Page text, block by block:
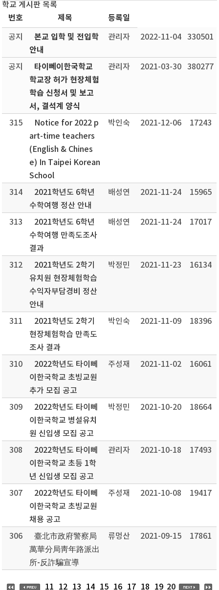
학교 게시판 목록
번호 제목 등록일
공지
본교 입학 및 전입학
안내
관리자 2022-11-04 330501
공지
타이뻬이한국학교
학교장 허가 현장체험
학습 신청서 및 보고
서, 결석계 양식
관리자 2021-03-30 380277
315
Notice for 2022 p
art-time teachers
(English & Chines
e) In Taipei Korean
School
박인숙 2021-12-06 17243
314
2021학년도 6학년
수학여행 정산 안내
배성연 2021-11-24 15965
313
2021학년도 6학년
수학여행 만족도조사
결과
배성연 2021-11-24 17017
312
2021학년도 2학기
유치원 현장체험학습
수익자부담경비 정산
안내
박정민 2021-11-23 16134
311
2021학년도 2학기
현장체험학습 만족도
조사 결과
박인숙 2021-11-09 18396
310
2022학년도 타이뻬
이한국학교 초빙교원
추가 모집 공고
주성재 2021-11-02 16061
309
2022학년도 타이뻬
이한국학교 병설유치
원 신입생 모집 공고
박정민 2021-10-20 18664
308
2022학년도 타이뻬
이한국학교 초등 1학
년 신입생 모집 공고
관리자 2021-10-18 17493
307
2022학년도 타이뻬
이한국학교 초빙교원
채용 공고
주성재 2021-10-08 19417
306
臺北市政府警察局
萬華分局靑年路派出
所-反詐騙宣導
류멍산 2021-09-15 17861
11 12 13 14 15 16 17 18 19 20